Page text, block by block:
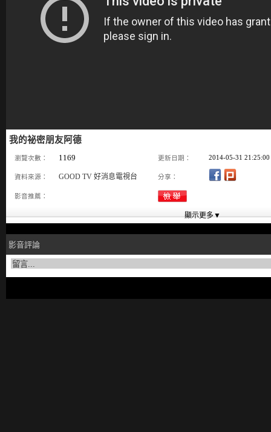
我的祕密朋友阿德
瀏覽次數： 1169 更新日期： 2014-05-31 21:25:00
資料來源： GOOD TV 好消息電視台 分享：
影音推薦：
影音評論